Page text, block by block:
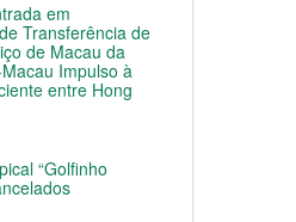
em
Transferência de
de Macau da
Impulso à
entre Hong
“Golfinho